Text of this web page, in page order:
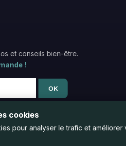
et conseils bien-être.
!
OK
cookies
pour analyser le trafic et